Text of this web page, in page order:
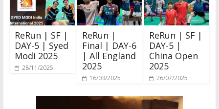
ReRun | SF |
DAY-5 | Syed
Modi 2025
28/11/2025
ReRun |
Final | DAY-6
| All England
2025
16/03/2025
ReRun | SF |
DAY-5 |
China Open
2025
26/07/2025